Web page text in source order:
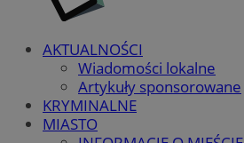
AKTUALNOŚCI
Wiadomości lokalne
Artykuły sponsorowane
KRYMINALNE
MIASTO